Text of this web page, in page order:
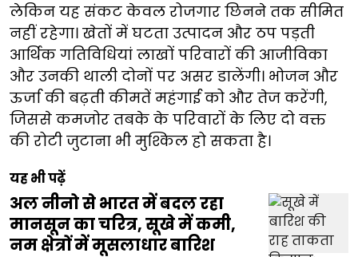
लेकिन यह संकट केवल रोजगार छिनने तक सीमित
नहीं रहेगा। खेतों में घटता उत्पादन और ठप पड़ती
आर्थिक गतिविधियां लाखों परिवारों की आजीविका
और उनकी थाली दोनों पर असर डालेंगी। भोजन और
ऊर्जा की बढ़ती कीमतें महंगाई को और तेज करेंगी,
जिससे कमजोर तबके के परिवारों के लिए दो वक्त
की रोटी जुटाना भी मुश्किल हो सकता है।
यह भी पढ़ें
अल नीनो से भारत में बदल रहा
मानसून का चरित्र, सूखे में कमी,
नम क्षेत्रों में मूसलाधार बारिश